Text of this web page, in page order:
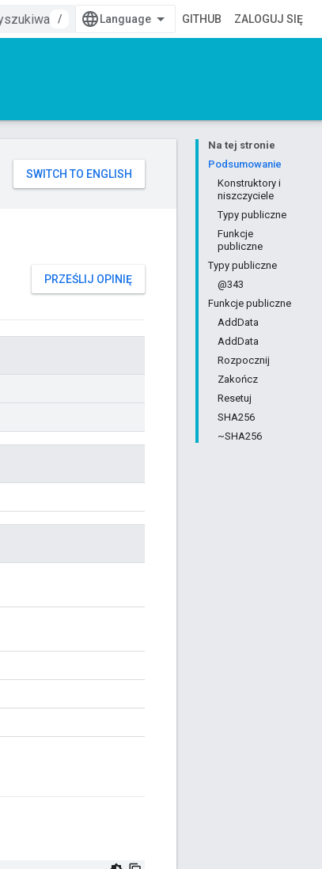
/
GITHUB ZALOGUJ SIĘ
Na tej stronie
Podsumowanie
Konstruktory i
niszczyciele
Typy publiczne
Funkcje
publiczne
Typy publiczne
@343
Funkcje publiczne
AddData
AddData
Rozpocznij
Zakończ
Resetuj
SHA256
~SHA256
PRZEŚLIJ OPINIĘ